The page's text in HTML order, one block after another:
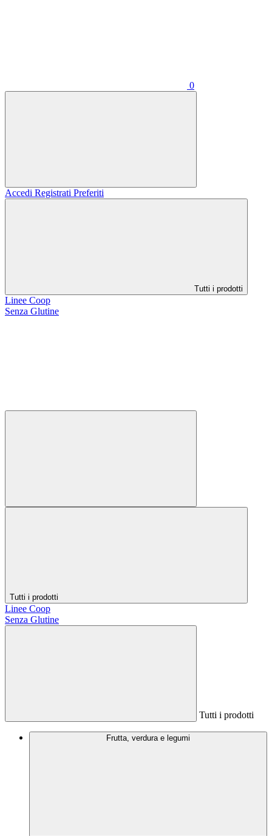
0
Accedi Registrati Preferiti
Tutti i prodotti
Linee Coop
Senza Glutine
Tutti i prodotti
Linee Coop
Senza Glutine
Tutti i prodotti
Frutta, verdura e legumi